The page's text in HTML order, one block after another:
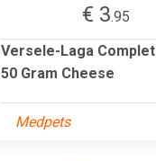
€ 3.95
Versele-Laga
50 Gram Cheese
Medpets